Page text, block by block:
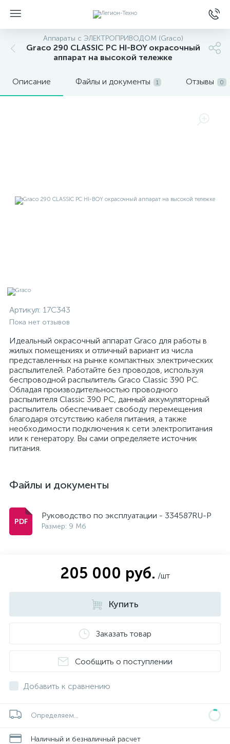
Аппараты с ЭЛЕКТРОПРИВОДОМ (Graco)
Graco 290 CLASSIC PC HI-BOY окрасочный
аппарат на высокой тележке
Описание Файлы и документы 1 Отзывы 0
Артикул: 17C343
Пока нет отзывов
Идеальный окрасочный аппарат Graco для работы в
жилых помещениях и отличный вариант из числа
представленных на рынке компактных электрических
распылителей. Работайте без проводов, используя
беспроводной распылитель Graco Classic 390 PC.
Обладая производительностью проводного
распылителя Classic 390 PC, данный аккумуляторный
распылитель обеспечивает свободу перемещения
благодаря отсутствию кабеля питания, а также
необходимости подключения к сети электропитания
или к генератору. Вы сами определяете источник
питания.
Файлы и документы
Руководство по эксплуатации - 334587RU-P
Размер: 9 Мб
205 000 руб. /шт
Купить
Заказать товар
Сообщить о поступлении
Добавить к сравнению
Определяем...
Наличный и безналичный расчет